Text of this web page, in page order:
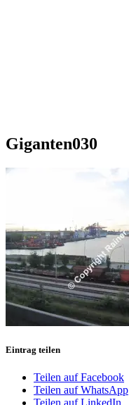
Giganten030
Eintrag teilen
Teilen auf Facebook
Teilen auf WhatsApp